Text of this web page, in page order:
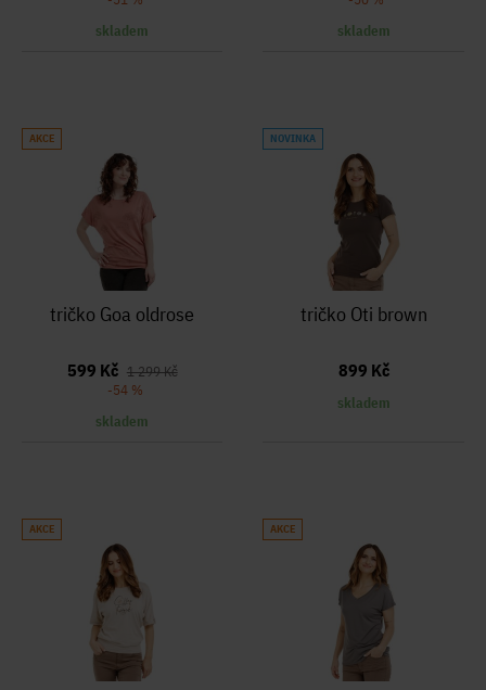
skladem
skladem
AKCE
tričko Goa oldrose
599 Kč 1 299 Kč
-54 %
skladem
NOVINKA
tričko Oti brown
899 Kč
skladem
AKCE AKCE